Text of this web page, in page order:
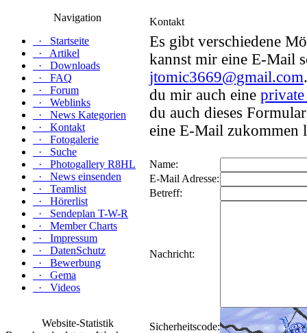
Navigation
·
Startseite
·
Artikel
·
Downloads
·
FAQ
·
Forum
·
Weblinks
·
News Kategorien
·
Kontakt
·
Fotogalerie
·
Suche
·
Photogallery R8HL
·
News einsenden
·
Teamlist
·
Hörerlist
·
Sendeplan T-W-R
·
Member Charts
·
Impressum
·
DatenSchutz
·
Bewerbung
·
Gema
·
Videos
Website-Statistik
Kontakt
Es gibt verschiedene
kannst mir eine E-Mail
jtomic3669@gmail.com
du mir auch eine
du auch dieses
eine E-Mail zukommen
Name:
E-Mail Adresse:
Betreff:
Nachricht:
Sicherheitscode: